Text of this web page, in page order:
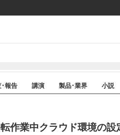
･報告 講演 製品･業界 小説
作業中クラウド環境の